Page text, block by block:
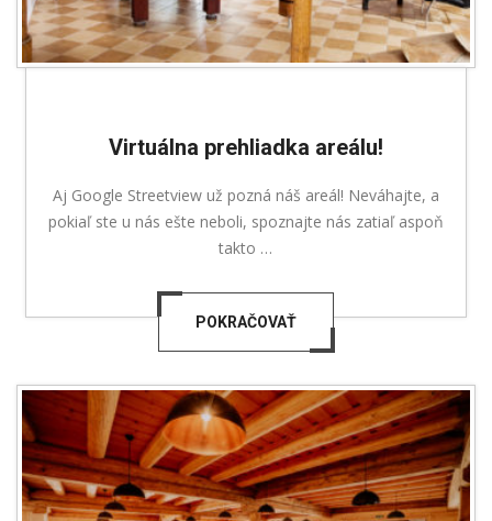
Virtuálna prehliadka areálu!
Aj Google Streetview už pozná náš areál! Neváhajte, a
pokiaľ ste u nás ešte neboli, spoznajte nás zatiaľ aspoň
takto …
POKRAČOVAŤ